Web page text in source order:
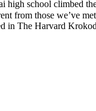
school climbed
from those we’ve
in The Harvard